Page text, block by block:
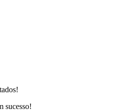
sucesso!